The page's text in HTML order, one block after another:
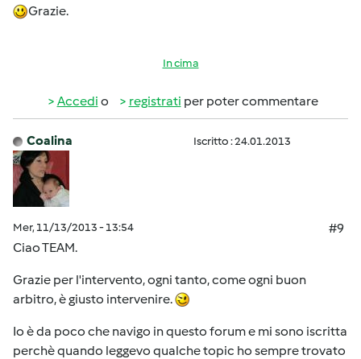
Grazie.
In cima
Accedi o registrati per poter commentare
Coalina Iscritto : 24.01.2013
Mer, 11/13/2013 - 13:54
#9
Ciao TEAM.
Grazie per l'intervento, ogni tanto, come ogni buon
arbitro, è giusto intervenire.
Io è da poco che navigo in questo forum e mi sono iscritta
perchè quando leggevo qualche topic ho sempre trovato